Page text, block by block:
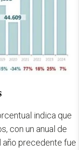
indica que
con un anual de
precedente fue